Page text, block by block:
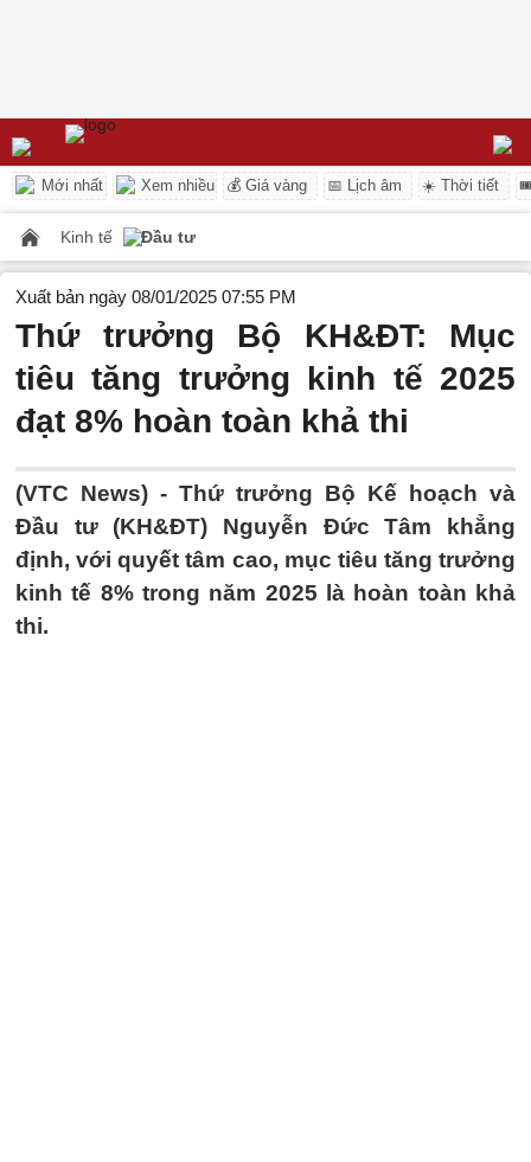
Mới nhất Xem nhiều 💰 Giá vàng 📅 Lịch âm ☀️ Thời tiết
Kinh tế Đầu tư
Xuất bản ngày 08/01/2025 07:55 PM
Thứ trưởng Bộ KH&ĐT: Mục
tiêu tăng trưởng kinh tế 2025
đạt 8% hoàn toàn khả thi
(VTC News) - Thứ trưởng Bộ Kế hoạch và
Đầu tư (KH&ĐT) Nguyễn Đức Tâm khẳng
định, với quyết tâm cao, mục tiêu tăng trưởng
kinh tế 8% trong năm 2025 là hoàn toàn khả
thi.